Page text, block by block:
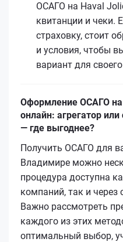
ОСАГО на Haval
квитанции и чеки.
страховку, стоит
и условия, чтобы
вариант для
Оформление ОСАГО
онлайн: агрегатор
— где выгоднее?
Получить ОСАГО для
Владимире можно
процедура доступна
компаний, так и через
Важно рассмотреть
каждого из этих
оптимальный выбор,